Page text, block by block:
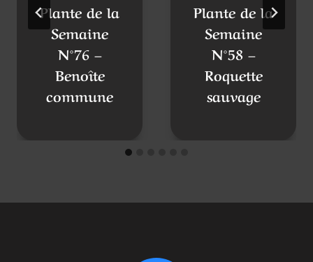
Plante de la
Semaine
N°76 –
Benoîte
commune
Plante de la
Semaine
N°58 –
Roquette
sauvage